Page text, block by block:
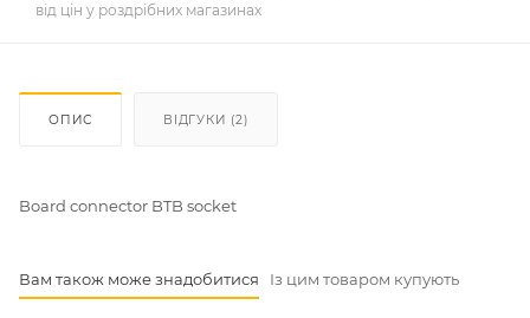
від цін у роздрібних магазинах
ОПИС ВІДГУКИ (2)
Board connector BTB socket
Вам також може знадобитися Із цим товаром купують